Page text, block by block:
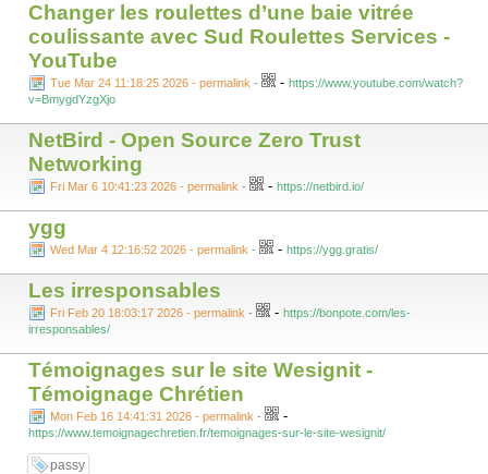
Changer les roulettes d’une baie vitrée
coulissante avec Sud Roulettes Services -
YouTube
Tue Mar 24 11:18:25 2026 - permalink - - https://www.youtube.com/watch?
v=BmygdYzgXjo
NetBird - Open Source Zero Trust
Networking
Fri Mar 6 10:41:23 2026 - permalink - - https://netbird.io/
ygg
Wed Mar 4 12:16:52 2026 - permalink - - https://ygg.gratis/
Les irresponsables
Fri Feb 20 18:03:17 2026 - permalink - - https://bonpote.com/les-
irresponsables/
Témoignages sur le site Wesignit -
Témoignage Chrétien
Mon Feb 16 14:41:31 2026 - permalink - -
https://www.temoignagechretien.fr/temoignages-sur-le-site-wesignit/
passy